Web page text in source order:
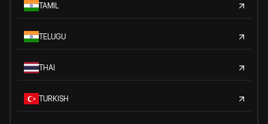
TAMIL
TELUGU
THAI
TURKISH